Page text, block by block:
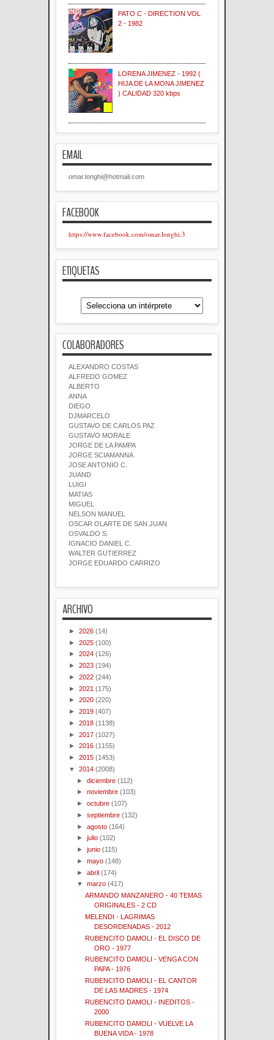
PATO C - DIRECTION VOL
2 - 1982
LORENA JIMENEZ - 1992 (
HIJA DE LA MONA JIMENEZ
) CALIDAD 320 kbps
EMAIL
omar.longhi@hotmail.com
FACEBOOK
https://www.facebook.com/omar.longhi.3
ETIQUETAS
COLABORADORES
ALEXANDRO COSTAS
ALFREDO GOMEZ
ALBERTO
ANNA
DIEGO
DJMARCELO
GUSTAVO DE CARLOS PAZ
GUSTAVO MORALE
JORGE DE LA PAMPA
JORGE SCIAMANNA
JOSE ANTONIO C.
JUAND
LUIGI
MATIAS
MIGUEL
NELSON MANUEL
OSCAR OLARTE DE SAN JUAN
OSVALDO S.
IGNACIO DANIEL C.
WALTER GUTIERREZ
JORGE EDUARDO CARRIZO
ARCHIVO
► 2026 (14)
► 2025 (100)
► 2024 (126)
► 2023 (194)
► 2022 (244)
► 2021 (175)
► 2020 (220)
► 2019 (407)
► 2018 (1138)
► 2017 (1027)
► 2016 (1155)
► 2015 (1453)
▼ 2014 (2008)
►diciembre (112)
►noviembre (103)
►octubre (107)
►septiembre (132)
►agosto (164)
►julio (102)
►junio (115)
►mayo (148)
►abril (174)
▼marzo (417)
ARMANDO MANZANERO - 40 TEMAS
ORIGINALES - 2 CD
MELENDI - LAGRIMAS
DESORDENADAS - 2012
RUBENCITO DAMOLI - EL DISCO DE
ORO - 1977
RUBENCITO DAMOLI - VENGA CON
PAPA - 1976
RUBENCITO DAMOLI - EL CANTOR
DE LAS MADRES - 1974
RUBENCITO DAMOLI - INEDITOS -
2000
RUBENCITO DAMOLI - VUELVE LA
BUENA VIDA - 1978